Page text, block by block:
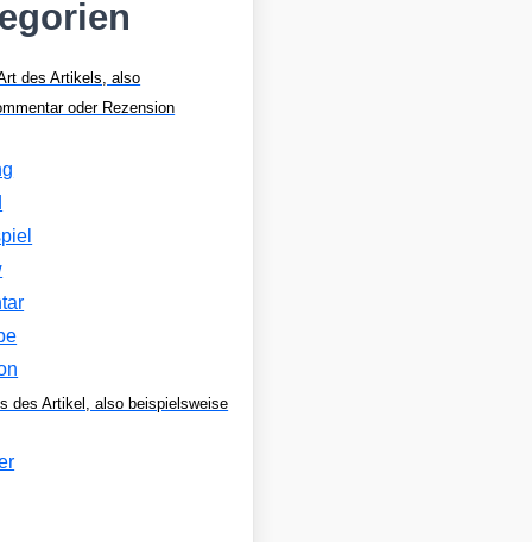
des Artikels, also
oder Rezension
des Artikel, also beispielsweise